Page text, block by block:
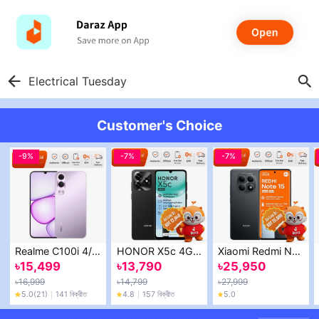
Electrical Tuesday
Customer's Choice
-9%
Realme C100i 4/64GB স্মার্টফোন – 7000mAh ব্যাটারি, HD+ ডিসপ্লে – অফিসিয়াল ওয়ারেন্টি
৳15,499
৳16,999
5.0(21) ｜ 141 বিক্রীত
-7%
HONOR X5c 4GB/64GB | 6.74" 90Hz | Official
৳13,790
৳14,799
4.8 ｜ 157 বিক্রীত
-7%
Xiaomi Redmi Note 15 ৬জিবি/১২৮জিবি | অফিসিয়াল + ফ্রি ব্যাগ
৳25,950
৳27,999
5.0